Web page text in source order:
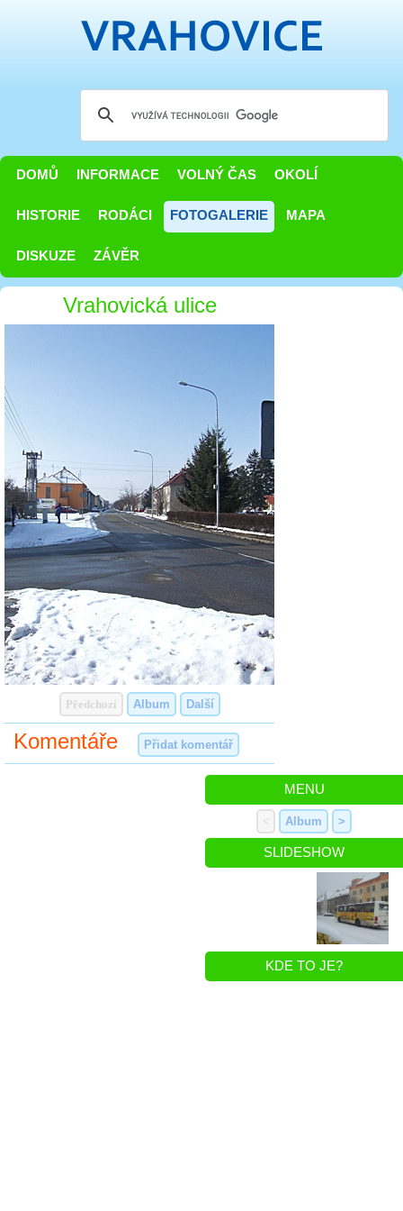
DOMŮ INFORMACE VOLNÝ ČAS OKOLÍ
HISTORIE RODÁCI FOTOGALERIE MAPA
DISKUZE ZÁVĚR
Vrahovická ulice
Předchozí Album Další
Komentáře Přidat komentář
MENU
< Album >
SLIDESHOW
KDE TO JE?